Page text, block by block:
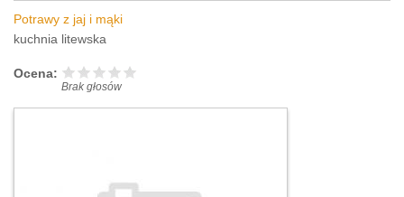
Potrawy z jaj i mąki
kuchnia litewska
Ocena:
Brak głosów